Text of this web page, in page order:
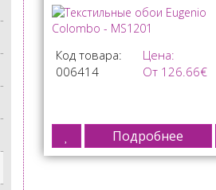
Код товара:
006414
Цена:
От 126.66€
Подробнее